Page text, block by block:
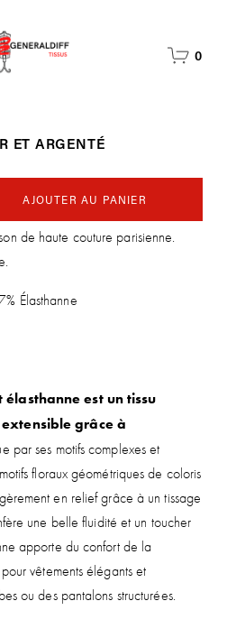
0
ET ARGENTÉ
AJOUTER AU PANIER
de haute couture parisienne.
Élasthanne
élasthanne est un tissu
grâce à
par ses motifs complexes et
floraux géométriques de coloris
en relief grâce à un tissage
une belle fluidité et un toucher
apporte du confort de la
vêtements élégants et
ou des pantalons structurées.